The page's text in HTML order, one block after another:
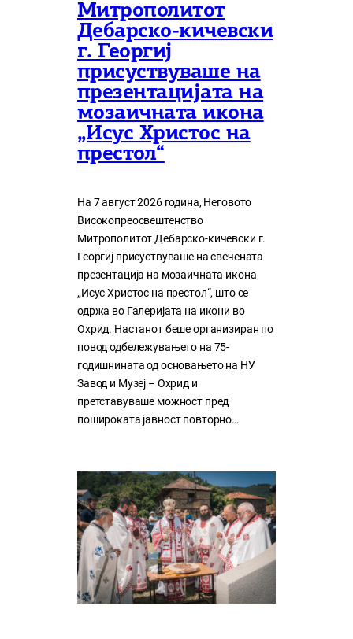
Митрополитот
Дебарско-кичевски
г. Георгиј
присуствуваше на
презентацијата на
мозаичната икона
„Исус Христос на
престол“
На 7 август 2026 година, Неговото
Високопреосвештенство
Митрополитот Дебарско-кичевски г.
Георгиј присуствуваше на свечената
презентација на мозаичната икона
„Исус Христос на престол“, што се
одржа во Галеријата на икони во
Охрид. Настанот беше организиран по
повод одбележувањето на 75-
годишнината од основањето на НУ
Завод и Музеј – Охрид и
претставуваше можност пред
пошироката јавност повторно…